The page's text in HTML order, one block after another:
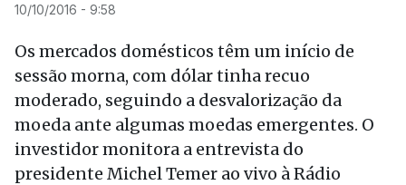
10/10/2016 - 9:58
Os mercados domésticos têm um início de
sessão morna, com dólar tinha recuo
moderado, seguindo a desvalorização da
moeda ante algumas moedas emergentes. O
investidor monitora a entrevista do
presidente Michel Temer ao vivo à Rádio